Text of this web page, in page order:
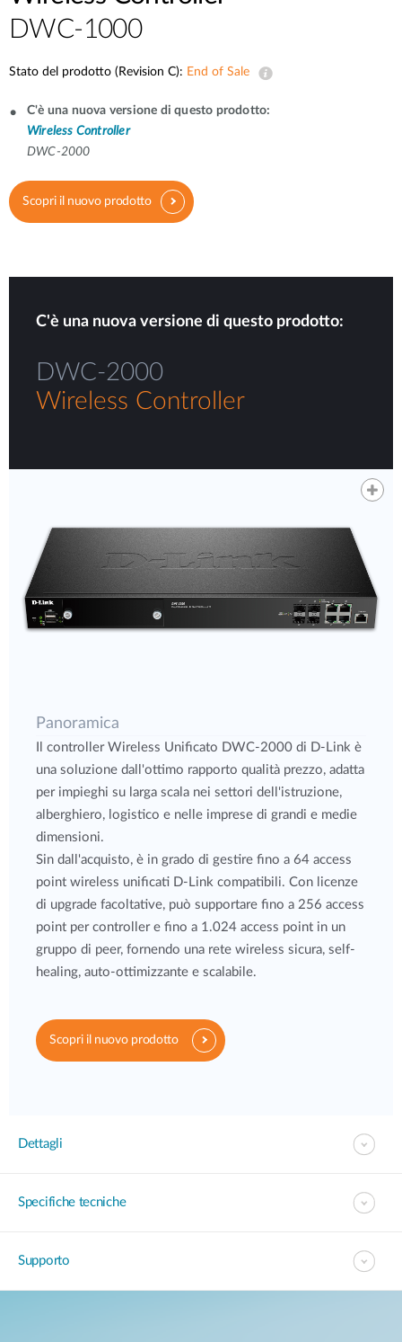
DWC-1000
Stato del prodotto (Revision C): End of Sale
C'è una nuova versione di questo prodotto:
Wireless Controller
DWC-2000
Scopri il nuovo prodotto
C'è una nuova versione di questo prodotto:
DWC-2000
Wireless Controller
Panoramica
Il controller Wireless Unificato DWC-2000 di D-Link è
una soluzione dall'ottimo rapporto qualità prezzo, adatta
per impieghi su larga scala nei settori dell'istruzione,
alberghiero, logistico e nelle imprese di grandi e medie
dimensioni.
Sin dall'acquisto, è in grado di gestire fino a 64 access
point wireless unificati D-Link compatibili. Con licenze
di upgrade facoltative, può supportare fino a 256 access
point per controller e fino a 1.024 access point in un
gruppo di peer, fornendo una rete wireless sicura, self-
healing, auto-ottimizzante e scalabile.
Scopri il nuovo prodotto
Dettagli
Specifiche tecniche
Supporto